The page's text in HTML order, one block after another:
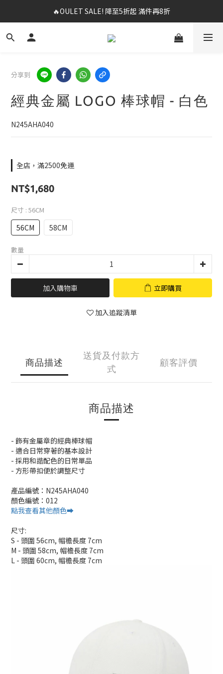
✨春夏新品最低8折起 ！2件再9折
✨購買指定後背包送好運鑰匙圈 (贈完為止)
✨春夏新品最低8折起 ！2件再9折
分享到
經典金屬 LOGO 棒球帽 - 白色
N245AHA040
全店，滿2500免運
NT$1,680
尺寸 : 56CM
56CM 58CM
數量
加入購物車 立即購買
加入追蹤清單
商品描述
送貨及付款方
式
顧客評價
商品描述
- 飾有金屬章的經典棒球帽
- 適合日常穿著的基本設計
- 採用和諧配色的日常單品
- 方形帶扣便於調整尺寸
產品編號：N245AHA040
顏色編號：012
點我查看其他顏色➡️
尺寸:
S - 頭圍 56cm, 帽檐長度 7cm
M - 頭圍 58cm, 帽檐長度 7cm
L - 頭圍 60cm, 帽檐長度 7cm